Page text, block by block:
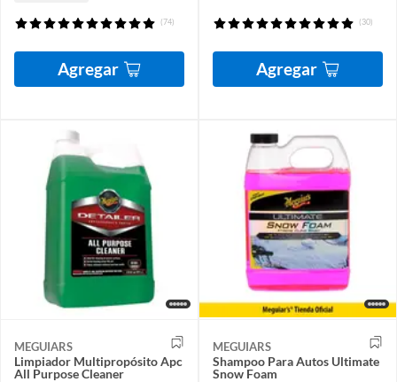
(74)
Agregar
(30)
Agregar
MEGUIARS
Limpiador Multipropósito Apc
All Purpose Cleaner
MEGUIARS
Shampoo Para Autos Ultimate
Snow Foam